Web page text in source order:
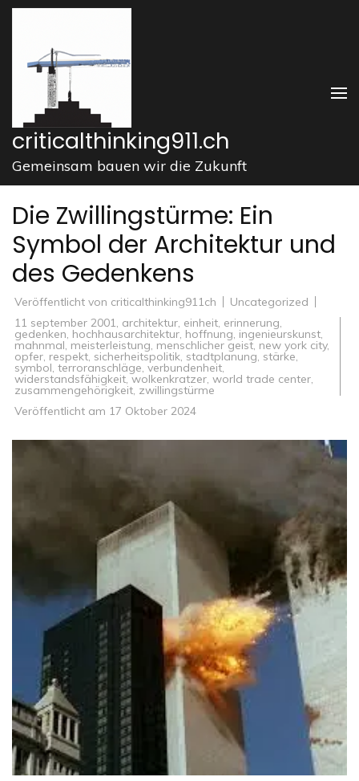
Zum
springen
drücken)
criticalthinking911.ch
Gemeinsam bauen wir die Zukunft
Die Zwillingstürme: Ein
Symbol der Architektur und
des Gedenkens
Veröffentlicht von criticalthinking911ch
Uncategorized
11 september 2001, architektur, einheit, erinnerung,
gedenken, hochhausarchitektur, hoffnung, ingenieurskunst,
mahnmal, meisterleistung, menschlicher geist, new york city,
opfer, respekt, sicherheitspolitik, stadtplanung, stärke,
symbol, terroranschläge, verbundenheit,
widerstandsfähigkeit,wolkenkratzer, world trade center,
zusammengehörigkeit, zwillingstürme
Veröffentlicht am 17 Oktober 2024